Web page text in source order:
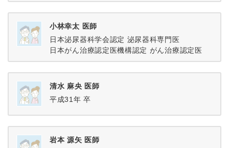
小林幸太 医師
日本泌尿器科学会認定 泌尿器科専門医
日本がん治療認定医機構認定 がん治療認定医
清水 麻央 医師
平成31年 卒
岩本 源矢 医師